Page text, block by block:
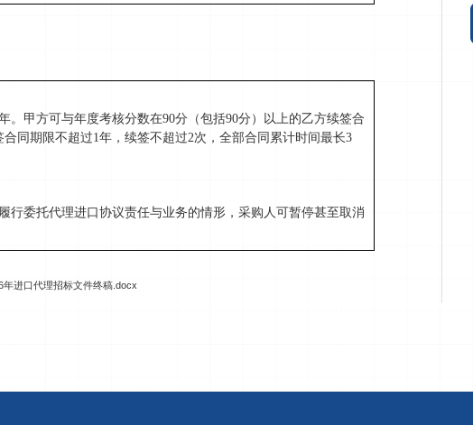
。甲方可与年度考核分数在90分（包括90分）以上的乙方续签合
合同期限不超过1年，续签不超过2次，全部合同累计时间最长3
行委托代理进口协议责任与业务的情形，采购人可暂停甚至取消
进口代理招标文件终稿.docx